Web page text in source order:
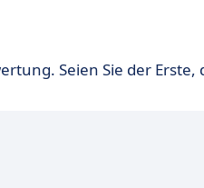
Seien Sie der